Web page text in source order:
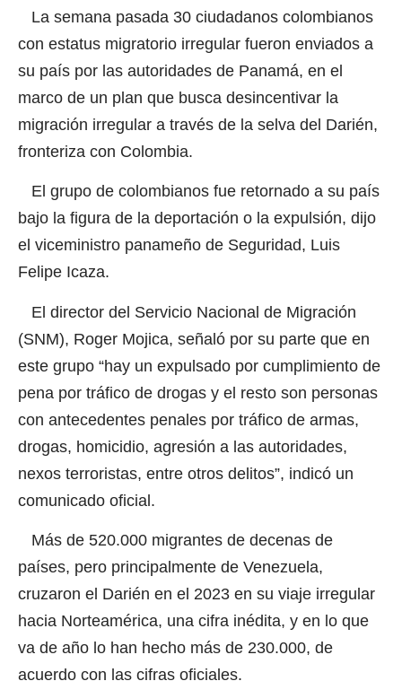
La semana pasada 30 ciudadanos colombianos
con estatus migratorio irregular fueron enviados a
su país por las autoridades de Panamá, en el
marco de un plan que busca desincentivar la
migración irregular a través de la selva del Darién,
fronteriza con Colombia.
El grupo de colombianos fue retornado a su país
bajo la figura de la deportación o la expulsión, dijo
el viceministro panameño de Seguridad, Luis
Felipe Icaza.
El director del Servicio Nacional de Migración
(SNM), Roger Mojica, señaló por su parte que en
este grupo “hay un expulsado por cumplimiento de
pena por tráfico de drogas y el resto son personas
con antecedentes penales por tráfico de armas,
drogas, homicidio, agresión a las autoridades,
nexos terroristas, entre otros delitos”, indicó un
comunicado oficial.
Más de 520.000 migrantes de decenas de
países, pero principalmente de Venezuela,
cruzaron el Darién en el 2023 en su viaje irregular
hacia Norteamérica, una cifra inédita, y en lo que
va de año lo han hecho más de 230.000, de
acuerdo con las cifras oficiales.